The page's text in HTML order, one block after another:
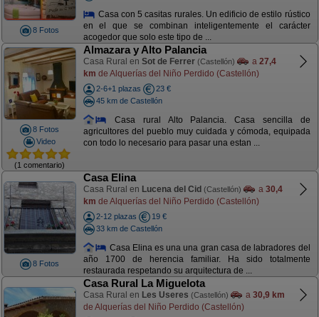
8 Fotos
Casa con 5 casitas rurales. Un edificio de estilo rústico
en el que se combinan inteligentemente el carácter
acogedor que solo este tipo de ...
8 Fotos
Video
(1 comentario)
Almazara y Alto Palancia
Casa Rural en Sot de Ferrer (Castellón) a 27,4
km de Alquerías del Niño Perdido (Castellón)
2-6+1 plazas
23 €
45 km de Castellón
Casa rural Alto Palancia. Casa sencilla de
agricultores del pueblo muy cuidada y cómoda, equipada
con todo lo necesario para pasar una estan ...
8 Fotos
Casa Elina
Casa Rural en Lucena del Cid (Castellón) a 30,4
km de Alquerías del Niño Perdido (Castellón)
2-12 plazas
19 €
33 km de Castellón
Casa Elina es una una gran casa de labradores del
año 1700 de herencia familiar. Ha sido totalmente
restaurada respetando su arquitectura de ...
Casa Rural La Miguelota
Casa Rural en Les Useres (Castellón) a 30,9 km
de Alquerías del Niño Perdido (Castellón)